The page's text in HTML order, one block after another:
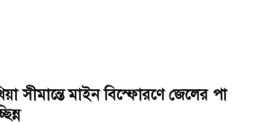
সীমান্তে মাইন বিস্ফোরণে জেলের পা